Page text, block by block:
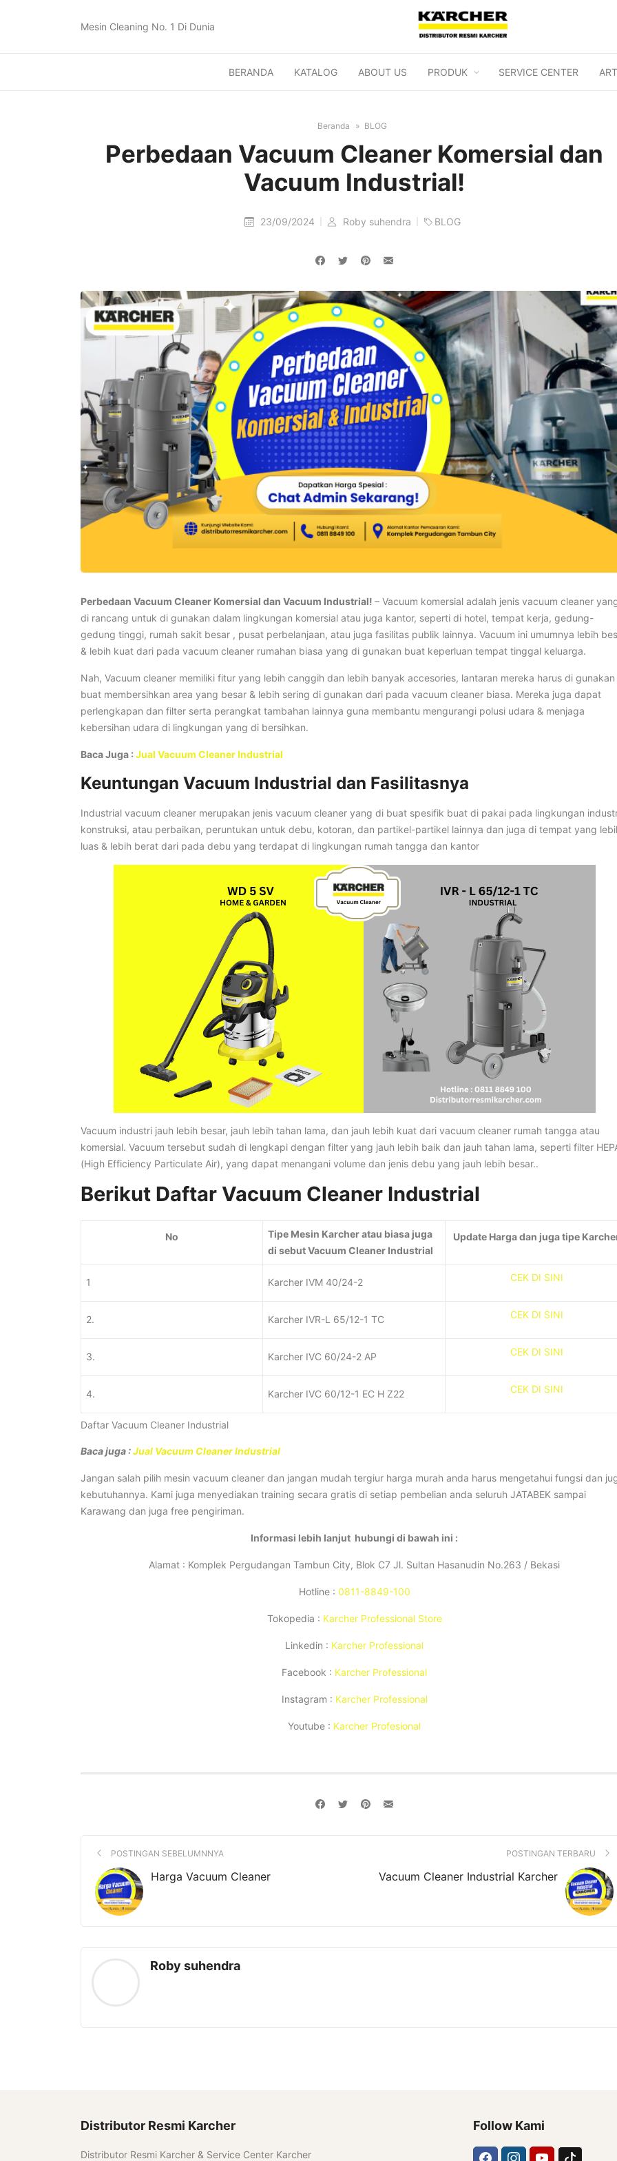
Mesin Cleaning No. 1 Di Dunia
BERANDA KATALOG ABOUT US PRODUK SERVICE CENTER
Beranda BLOG
Perbedaan Vacuum Cleaner Komersial dan
Vacuum Industrial!
23/09/2024 Roby suhendra BLOG
Perbedaan Vacuum Cleaner Komersial dan Vacuum Industrial! – Vacuum komersial adalah jenis vacuum cleaner
di rancang untuk di gunakan dalam lingkungan komersial atau juga kantor, seperti di hotel, tempat kerja, gedung-
gedung tinggi, rumah sakit besar , pusat perbelanjaan, atau juga fasilitas publik lainnya. Vacuum ini umumnya lebih
& lebih kuat dari pada vacuum cleaner rumahan biasa yang di gunakan buat keperluan tempat tinggal keluarga.
Nah, Vacuum cleaner memiliki fitur yang lebih canggih dan lebih banyak accesories, lantaran mereka harus di gunakan
buat membersihkan area yang besar & lebih sering di gunakan dari pada vacuum cleaner biasa. Mereka juga dapat
perlengkapan dan filter serta perangkat tambahan lainnya guna membantu mengurangi polusi udara & menjaga
kebersihan udara di lingkungan yang di bersihkan.
Baca Juga : Jual Vacuum Cleaner Industrial
Keuntungan Vacuum Industrial dan Fasilitasnya
Industrial vacuum cleaner merupakan jenis vacuum cleaner yang di buat spesifik buat di pakai pada lingkungan
konstruksi, atau perbaikan, peruntukan untuk debu, kotoran, dan partikel-partikel lainnya dan juga di tempat yang
luas & lebih berat dari pada debu yang terdapat di lingkungan rumah tangga dan kantor
Vacuum industri jauh lebih besar, jauh lebih tahan lama, dan jauh lebih kuat dari vacuum cleaner rumah tangga atau
komersial. Vacuum tersebut sudah di lengkapi dengan filter yang jauh lebih baik dan jauh tahan lama, seperti filter
(High Efficiency Particulate Air), yang dapat menangani volume dan jenis debu yang jauh lebih besar..
Berikut Daftar Vacuum Cleaner Industrial
No
Tipe Mesin Karcher atau biasa juga
di sebut Vacuum Cleaner Industrial
Update Harga dan juga tipe
1 Karcher IVM 40/24-2 CEK DI SINI
2. Karcher IVR-L 65/12-1 TC CEK DI SINI
3. Karcher IVC 60/24-2 AP CEK DI SINI
4. Karcher IVC 60/12-1 EC H Z22 CEK DI SINI
Daftar Vacuum Cleaner Industrial
Baca juga :Jual Vacuum Cleaner Industrial
Jangan salah pilih mesin vacuum cleaner dan jangan mudah tergiur harga murah anda harus mengetahui fungsi dan
kebutuhannya. Kami juga menyediakan training secara gratis di setiap pembelian anda seluruh JATABEK sampai
Karawang dan juga free pengiriman.
Informasi lebih lanjut hubungi di bawah ini :
Alamat : Komplek Pergudangan Tambun City, Blok C7 Jl. Sultan Hasanudin No.263 / Bekasi
Hotline : 0811-8849-100
Tokopedia : Karcher Professional Store
Linkedin : Karcher Professional
Facebook : Karcher Professional
Instagram : Karcher Professional
Youtube : Karcher Profesional
POSTINGAN SEBELUMNNYA
Harga Vacuum Cleaner
POSTINGAN TERBARU
Vacuum Cleaner Industrial Karcher
Roby suhendra
Distributor Resmi Karcher
Distributor Resmi Karcher & Service Center Karcher
Follow Kami